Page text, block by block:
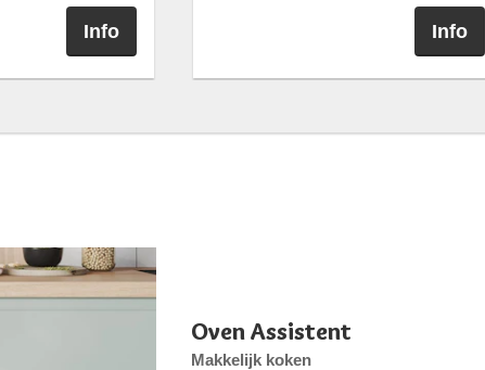
Info Info
Oven Assistent
Makkelijk koken